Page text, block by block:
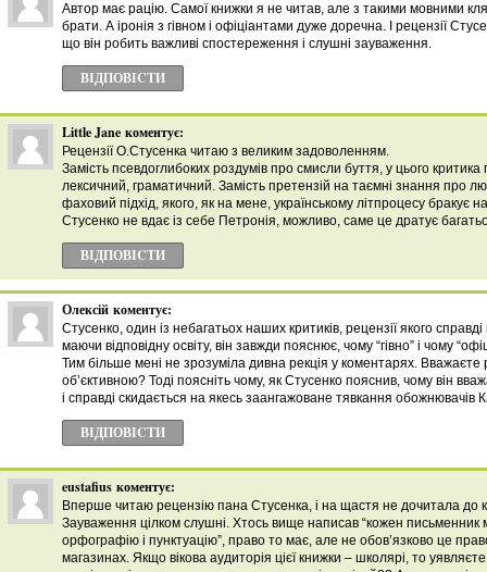
Автор має рацію. Самої книжки я не читав, але з такими мовними
брати. А іронія з гівном і офіціантами дуже доречна. І рецензії
що він робить важливі спостереження і слушні зауваження.
ВІДПОВІCТИ
Little Jane коментує:
Рецензії О.Стусенка читаю з великим задоволенням.
Замість псевдоглибоких роздумів про смисли буття, у цього
лексичний, граматичний. Замість претензій на таємні знання про
фаховий підхід, якого, як на мене, українському літпроцесу бракує
Стусенко не вдає із себе Петронія, можливо, саме це дратує
ВІДПОВІCТИ
Олексій коментує:
Стусенко, один із небагатьох наших критиків, рецензії якого
маючи відповідну освіту, він завжди пояснює, чому “гівно” і чому
Тим більше мені не зрозуміла дивна рекція у коментарях. Вважаєте
об’єктивною? Тоді поясніть чому, як Стусенко пояснив, чому він
і справді скидається на якесь заангажоване тявкання обожнювачів
ВІДПОВІCТИ
eustafius коментує:
Вперше читаю рецензію пана Стусенка, і на щастя не дочитала до
Зауваження цілком слушні. Хтось вище написав “кожен письменник
орфографію і пунктуацію”, право то має, але не обов’язково це
магазинах. Якщо вікова аудиторія цієї книжки – школярі, то